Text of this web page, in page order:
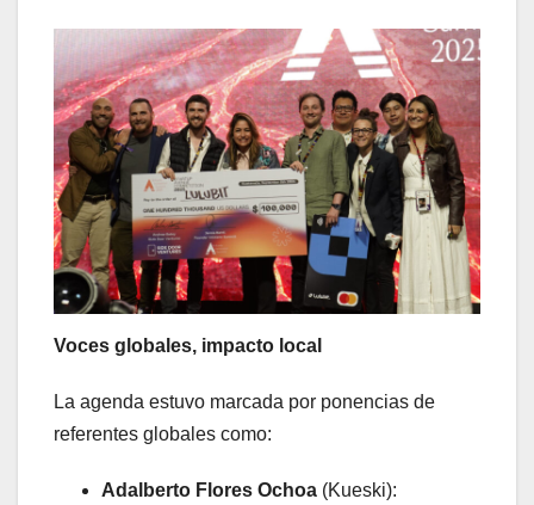
Voces globales, impacto local
La agenda estuvo marcada por ponencias de
referentes globales como:
Adalberto Flores Ochoa (Kueski):